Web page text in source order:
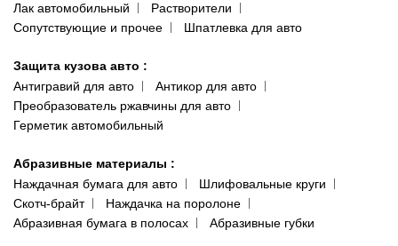
Лак автомобильный
Растворители
Сопутствующие и прочее
Шпатлевка для авто
Защита кузова авто :
Антигравий для авто
Антикор для авто
Преобразователь ржавчины для авто
Герметик автомобильный
Абразивные материалы :
Наждачная бумага для авто
Шлифовальные круги
Скотч-брайт
Наждачка на поролоне
Абразивная бумага в полосах
Абразивные губки